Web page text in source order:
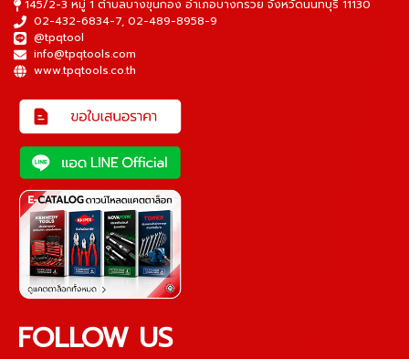
145/2-3 หมู่ 1 ตำบลบางขุนกอง อำเภอบางกรวย จังหวัดนนทบุรี 11130
02-432-6834-7, 02-489-8958-9
@tpqtool
info@tpqtools.com
www.tpqtools.co.th
FOLLOW US